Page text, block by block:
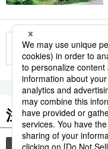
注目のキーワ
共同通信ニュース